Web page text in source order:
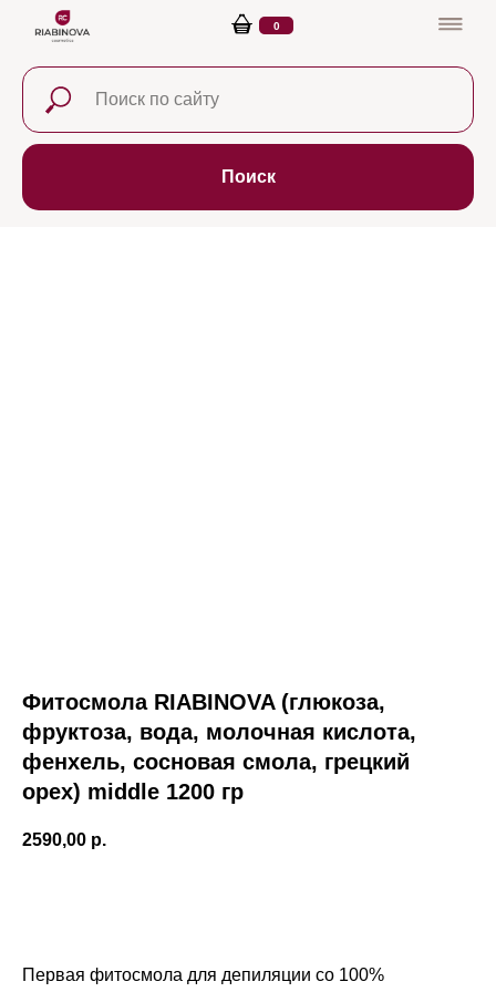
0
Поиск
Фитосмола RIABINOVA (глюкоза,
фруктоза, вода, молочная кислота,
фенхель, сосновая смола, грецкий
орех) middle 1200 гр
2590,00 р.
Первая фитосмола для депиляции со 100%